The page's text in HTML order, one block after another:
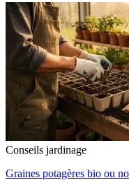
Conseils jardinage
Graines potagères bio ou